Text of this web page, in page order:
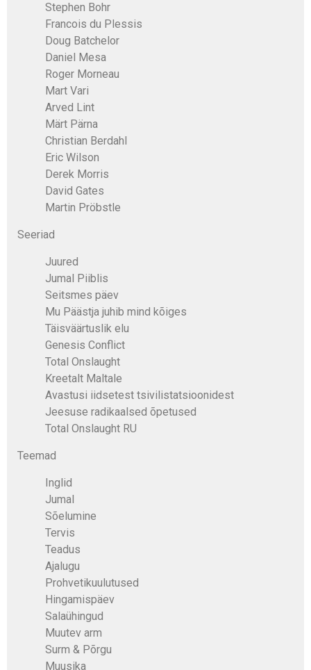
Stephen Bohr
Francois du Plessis
Doug Batchelor
Daniel Mesa
Roger Morneau
Mart Vari
Arved Lint
Märt Pärna
Christian Berdahl
Eric Wilson
Derek Morris
David Gates
Martin Pröbstle
Seeriad
Juured
Jumal Piiblis
Seitsmes päev
Mu Päästja juhib mind kõiges
Täisväärtuslik elu
Genesis Conflict
Total Onslaught
Kreetalt Maltale
Avastusi iidsetest tsivilistatsioonidest
Jeesuse radikaalsed õpetused
Total Onslaught RU
Teemad
Inglid
Jumal
Sõelumine
Tervis
Teadus
Ajalugu
Prohvetikuulutused
Hingamispäev
Salaühingud
Muutev arm
Surm & Põrgu
Muusika